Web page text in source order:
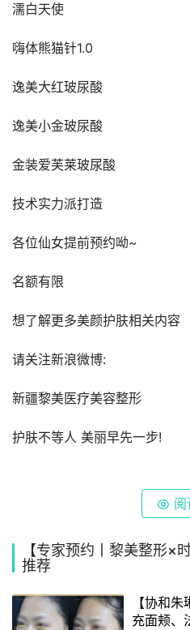
濡白天使
嗨体熊猫针1.0
逸美大红玻尿酸
逸美小金玻尿酸
金装爱芙莱玻尿酸
技术实力派打造
各位仙女提前预约呦~
名额有限
想了解更多美颜护肤相关内容
请关注新浪微博:
新疆黎美医疗美容整形
护肤不等人 美丽早先一步!
【专家预约丨黎美整形×
推荐
【协和
充面颊、